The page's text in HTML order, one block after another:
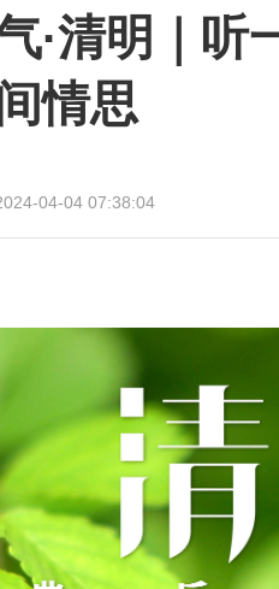
·清明｜
情思
04-04 07:38:04